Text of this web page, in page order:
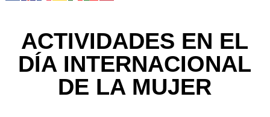
ACTIVIDADES EN EL
DÍA INTERNACIONAL
DE LA MUJER